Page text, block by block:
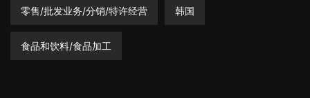
零售/批发业务/分销/特许经营 韩国
食品和饮料/食品加工